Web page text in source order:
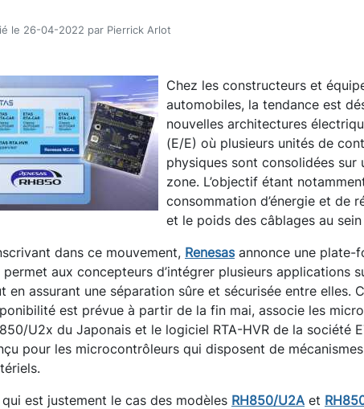
le 26-04-2022 par Pierrick Arlot
Chez les constructeurs et
automobiles, la tendance est
nouvelles architectures
(E/E) où plusieurs unités de
physiques sont consolidées sur
zone. L’objectif étant
consommation d’énergie et de
et le poids des câblages au sein
dans ce mouvement, Renesasannonce une plate-
permet aux concepteurs d’intégrer plusieurs applications
en assurant une séparation sûre et sécurisée entre elles.
est prévue à partir de la fin mai, associe les
U2x du Japonais et le logiciel RTA-HVR de la société
pour les microcontrôleurs qui disposent de
qui est justement le cas des modèles RH850/U2A et